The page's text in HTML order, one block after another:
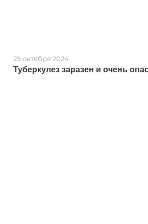
Туберкулез заразен и очень
29 октября 2024